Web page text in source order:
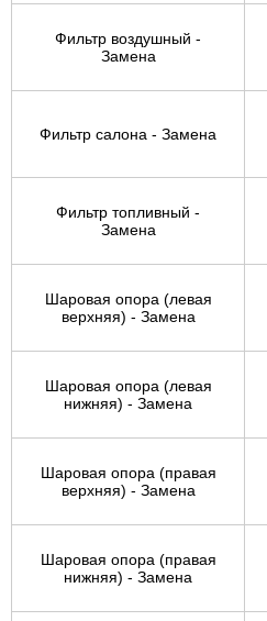
Фильтр воздушный -
Замена
Фильтр салона - Замена
Фильтр топливный -
Замена
Шаровая опора (левая
верхняя) - Замена
Шаровая опора (левая
нижняя) - Замена
Шаровая опора (правая
верхняя) - Замена
Шаровая опора (правая
нижняя) - Замена